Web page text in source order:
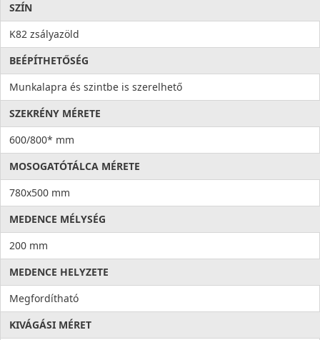
SZÍN
K82 zsályazöld
BEÉPÍTHETŐSÉG
Munkalapra és szintbe is szerelhető
SZEKRÉNY MÉRETE
600/800* mm
MOSOGATÓTÁLCA MÉRETE
780x500 mm
MEDENCE MÉLYSÉG
200 mm
MEDENCE HELYZETE
Megfordítható
KIVÁGÁSI MÉRET